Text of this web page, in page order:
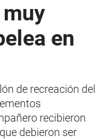
en
de recreación del
recibieron
debieron ser